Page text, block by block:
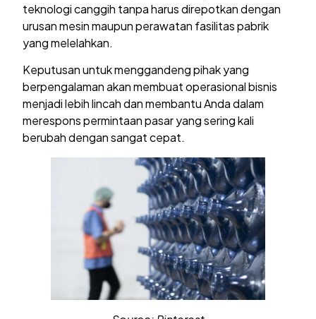
teknologi canggih tanpa harus direpotkan dengan
urusan mesin maupun perawatan fasilitas pabrik
yang melelahkan.
Keputusan untuk menggandeng pihak yang
berpengalaman akan membuat operasional bisnis
menjadi lebih lincah dan membantu Anda dalam
merespons permintaan pasar yang sering kali
berubah dengan sangat cepat.